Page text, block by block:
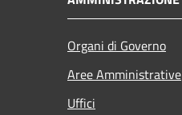
Organi di Governo
Aree Amministrative
Uffici